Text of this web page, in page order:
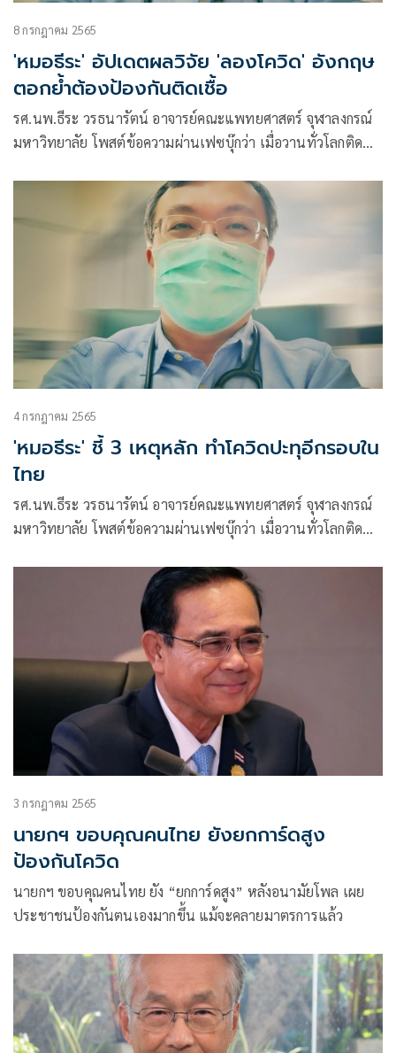
8 กรกฎาคม 2565
'หมอธีระ' อัปเดตผลวิจัย 'ลองโควิด' อังกฤษ
ตอกย้ำต้องป้องกันติดเชื้อ
รศ.นพ.ธีระ วรธนารัตน์ อาจารย์คณะแพทยศาสตร์ จุฬาลงกรณ์
มหาวิทยาลัย โพสต์ข้อความผ่านเฟซบุ๊กว่า เมื่อวานทั่วโลกติด
558,286,837 คน เสียชีวิตรวม 6,368,169 คน
4 กรกฎาคม 2565
'หมอธีระ' ชี้ 3 เหตุหลัก ทำโควิดปะทุอีกรอบใน
ไทย
รศ.นพ.ธีระ วรธนารัตน์ อาจารย์คณะแพทยศาสตร์ จุฬาลงกรณ์
มหาวิทยาลัย โพสต์ข้อความผ่านเฟซบุ๊กว่า เมื่อวานทั่วโลกติด
3 กรกฎาคม 2565
นายกฯ ขอบคุณคนไทย ยังยกการ์ดสูง
ป้องกันโควิด
นายกฯ ขอบคุณคนไทย ยัง “ยกการ์ดสูง” หลังอนามัยโพล เผย
ประชาชนป้องกันตนเองมากขึ้น แม้จะคลายมาตรการแล้ว